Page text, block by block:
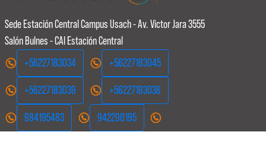
Sede Estación Central Campus Usach - Av. Victor Jara 3555
Salón Bulnes - CAI Estación Central
+56227183034
+56227183045
+56227183039 +56227183036
984195483 942290195